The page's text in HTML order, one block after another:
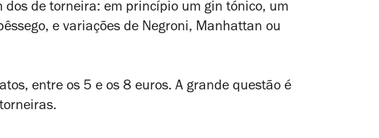
de torneira: em princípio um gin tónico, um
e variações de Negroni, Manhattan ou
entre os 5 e os 8 euros. A grande questão é